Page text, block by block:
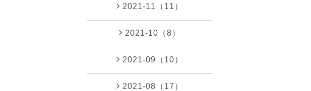
2021-11（11）
2021-10（8）
2021-09（10）
2021-08（17）